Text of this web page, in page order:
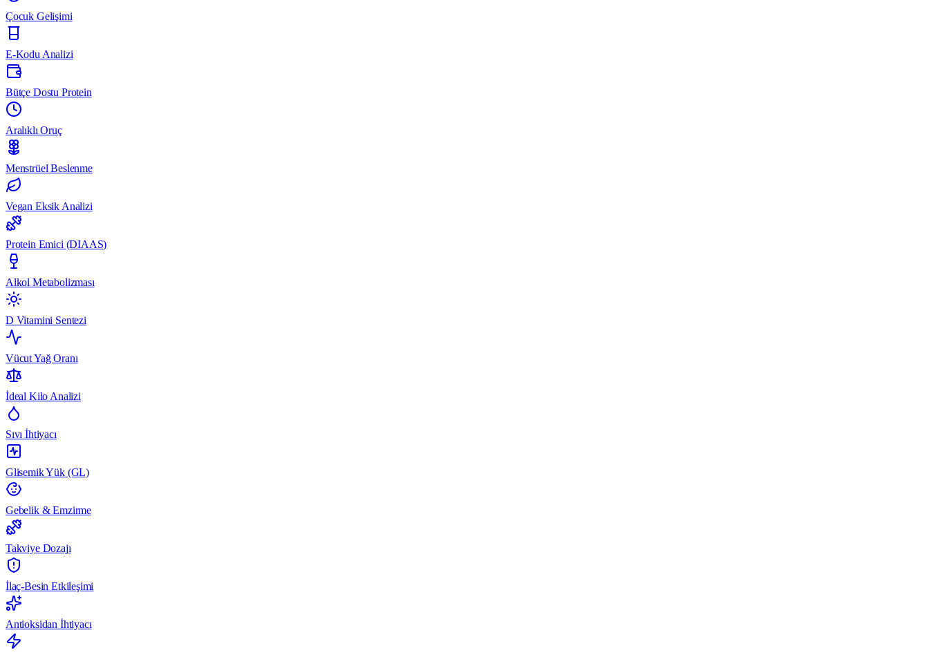
Çocuk Gelişimi
E-Kodu Analizi
Bütçe Dostu Protein
Aralıklı Oruç
Menstrüel Beslenme
Vegan Eksik Analizi
Protein Emici (DIAAS)
Alkol Metabolizması
D Vitamini Sentezi
Vücut Yağ Oranı
İdeal Kilo Analizi
Sıvı İhtiyacı
Glisemik Yük (GL)
Gebelik & Emzirme
Takviye Dozajı
İlaç-Besin Etkileşimi
Antioksidan İhtiyacı